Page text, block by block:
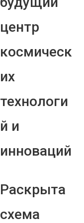
центр
космическ
их
технологи
й и
инноваций
Раскрыта
схема